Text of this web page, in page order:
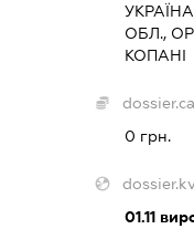
ОБЛ.,
КОПАНІ
0 грн.
01.11